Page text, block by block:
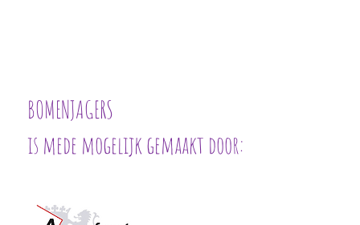
BOMENJAGERS
is mede mogelijk gemaakt door: